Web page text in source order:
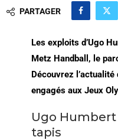
PARTAGER
Les exploits d’Ugo
Metz Handball, le
Découvrez
engagés aux Jeux
Ugo
tapis